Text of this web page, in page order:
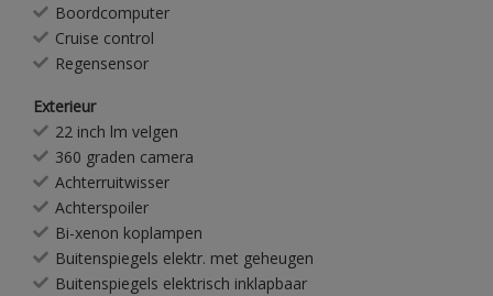
Boordcomputer
Cruise control
Regensensor
Exterieur
22 inch lm velgen
360 graden camera
Achterruitwisser
Achterspoiler
Bi-xenon koplampen
Buitenspiegels elektr. met geheugen
Buitenspiegels elektrisch inklapbaar